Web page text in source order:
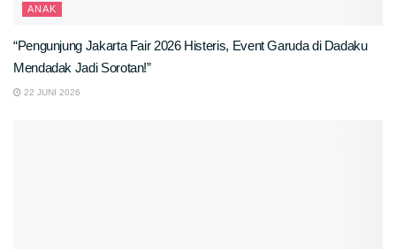
ANAK
“Pengunjung Jakarta Fair 2026 Histeris, Event Garuda di Dadaku
Mendadak Jadi Sorotan!”
22 JUNI 2026